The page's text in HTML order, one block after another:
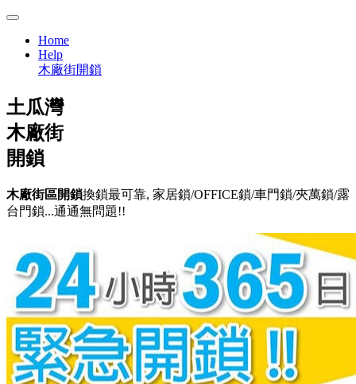
Home
Help
木廠街開鎖
土瓜灣
木廠街
開鎖
木廠街區開鎖換鎖最可靠, 家居鎖/OFFICE鎖/車門鎖/夾萬鎖/露
台門鎖...通通無問題!!